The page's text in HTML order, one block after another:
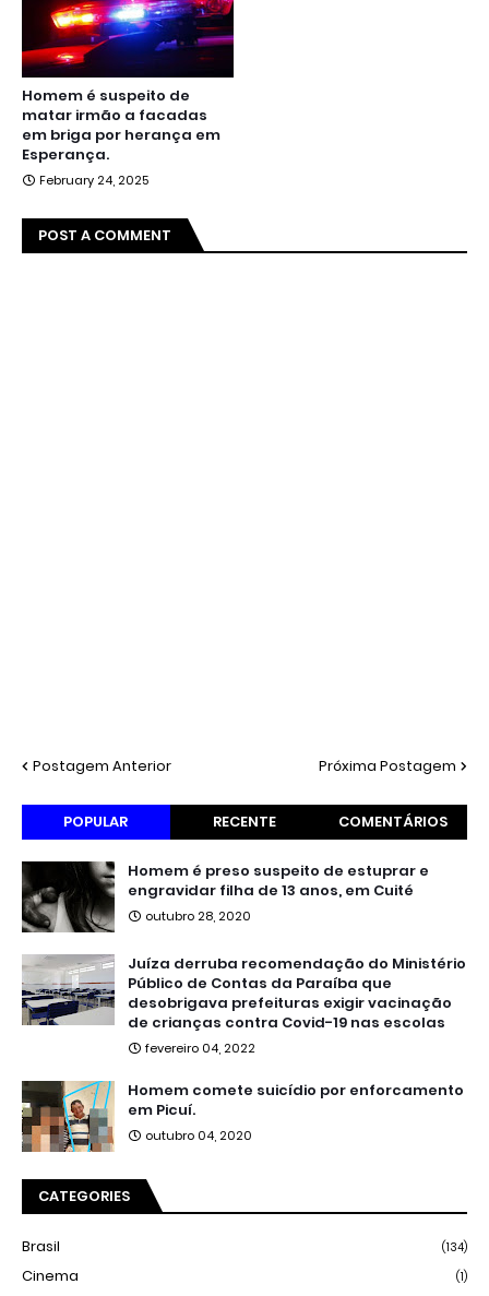
Homem é suspeito de
matar irmão a facadas
em briga por herança em
Esperança.
February 24, 2025
POST A COMMENT
Postagem Anterior Próxima Postagem
POPULAR RECENTE COMENTÁRIOS
Homem é preso suspeito de estuprar e
engravidar filha de 13 anos, em Cuité
outubro 28, 2020
Juíza derruba recomendação do Ministério
Público de Contas da Paraíba que
desobrigava prefeituras exigir vacinação
de crianças contra Covid-19 nas escolas
fevereiro 04, 2022
Homem comete suicídio por enforcamento
em Picuí.
outubro 04, 2020
CATEGORIES
Brasil (134)
Cinema (1)